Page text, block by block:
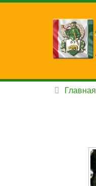
Главная